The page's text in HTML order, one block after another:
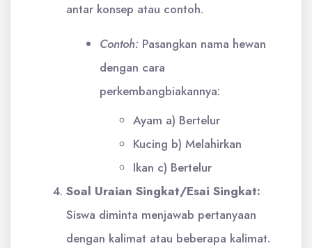
antar konsep atau contoh.
Contoh: Pasangkan nama hewan
dengan cara
perkembangbiakannya:
Ayam a) Bertelur
Kucing b) Melahirkan
Ikan c) Bertelur
Soal Uraian Singkat/Esai Singkat:
Siswa diminta menjawab pertanyaan
dengan kalimat atau beberapa kalimat.